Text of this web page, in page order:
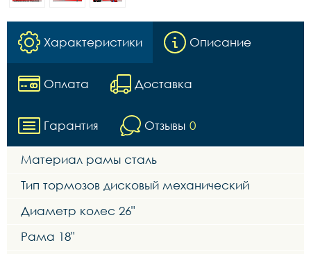
Характеристики Описание
Оплата Доставка
Гарантия Отзывы 0
Материал рамы сталь
Тип тормозов дисковый механический
Диаметр колес 26"
Рама 18"